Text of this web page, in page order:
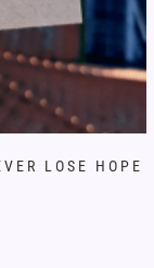
LOSE HOPE